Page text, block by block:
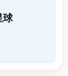
球